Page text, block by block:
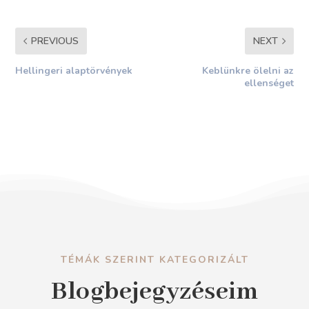
PREVIOUS
Hellingeri alaptörvények
NEXT
Keblünkre ölelni az
ellenséget
TÉMÁK SZERINT KATEGORIZÁLT
Blogbejegyzéseim